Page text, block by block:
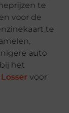
te
voor de
te
auto
het
voor